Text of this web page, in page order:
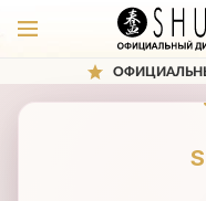
SHUNGA